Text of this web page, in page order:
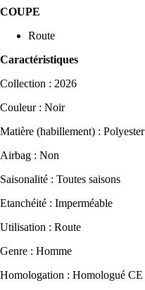
COUPE
Route
Caractéristiques
Collection : 2026
Couleur : Noir
Matière (habillement) : Polyester
Airbag : Non
Saisonalité : Toutes saisons
Etanchéité : Imperméable
Utilisation : Route
Genre : Homme
Homologation : Homologué CE